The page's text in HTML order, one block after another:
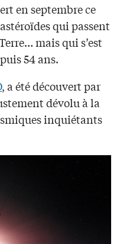
en septembre ce
qui passent
mais qui s’est
54 ans.
, a été découvert par
dévolu à la
inquiétants